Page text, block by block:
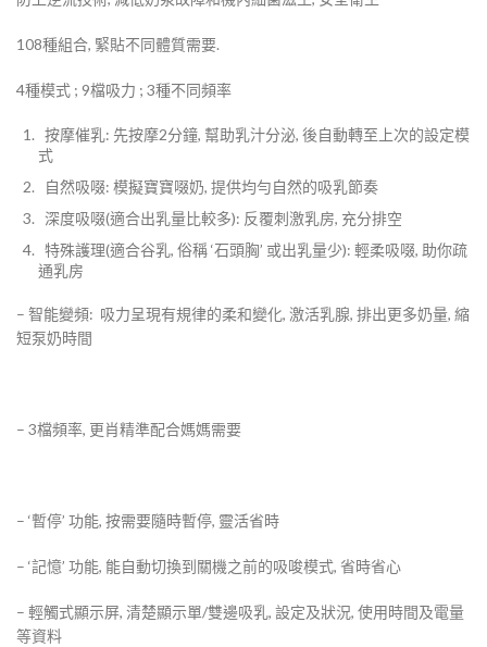
108種組合, 緊貼不同體質需要.
4種模式 ; 9檔吸力 ; 3種不同頻率
按摩催乳: 先按摩2分鐘, 幫助乳汁分泌, 後自動轉至上次的設定模
式
自然吸啜: 模擬寶寶啜奶, 提供均勻自然的吸乳節奏
深度吸啜(適合出乳量比較多): 反覆刺激乳房, 充分排空
特殊護理(適合谷乳, 俗稱 ‘石頭胸’ 或出乳量少): 輕柔吸啜, 助你疏
通乳房
– 智能變頻: 吸力呈現有規律的柔和變化, 激活乳腺, 排出更多奶量, 縮
短泵奶時間
– 3檔頻率, 更肖精準配合媽媽需要
– ‘暫停’ 功能, 按需要隨時暫停, 靈活省時
– ‘記憶’ 功能, 能自動切換到關機之前的吸唆模式, 省時省心
– 輕觸式顯示屏, 清楚顯示單/雙邊吸乳, 設定及狀況, 使用時間及電量
等資料